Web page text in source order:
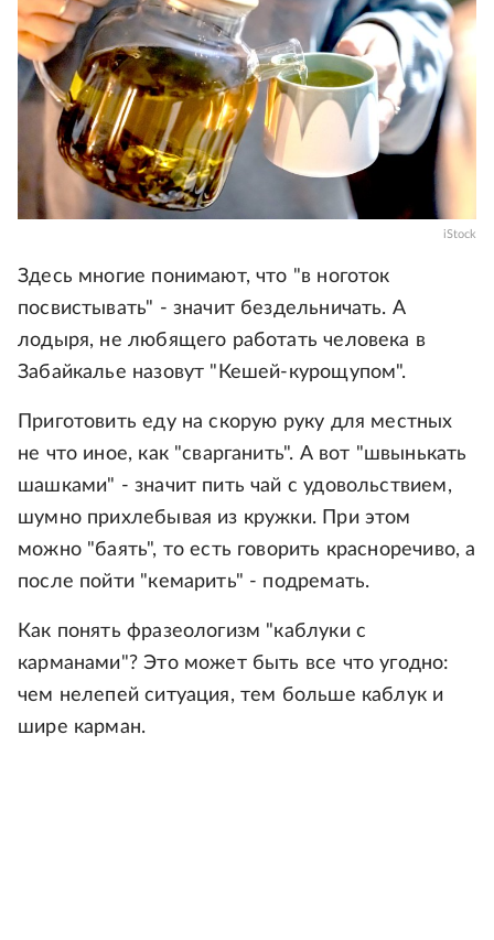
iStock
Здесь многие понимают, что "в ноготок
посвистывать" - значит бездельничать. А
лодыря, не любящего работать человека в
Забайкалье назовут "Кешей-курощупом".
Приготовить еду на скорую руку для местных
не что иное, как "сварганить". А вот "швынькать
шашками" - значит пить чай с удовольствием,
шумно прихлебывая из кружки. При этом
можно "баять", то есть говорить красноречиво, а
после пойти "кемарить" - подремать.
Как понять фразеологизм "каблуки с
карманами"? Это может быть все что угодно:
чем нелепей ситуация, тем больше каблук и
шире карман.